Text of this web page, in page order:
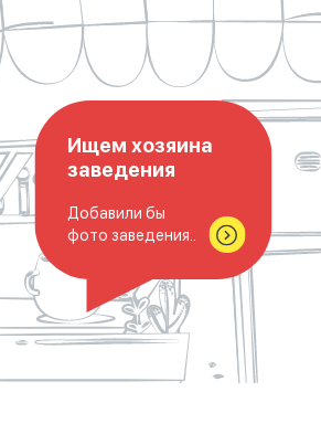
Ищем хозяина
заведения
Добавили бы
фото заведения..